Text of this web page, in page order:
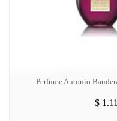
Perfume Antonio
$